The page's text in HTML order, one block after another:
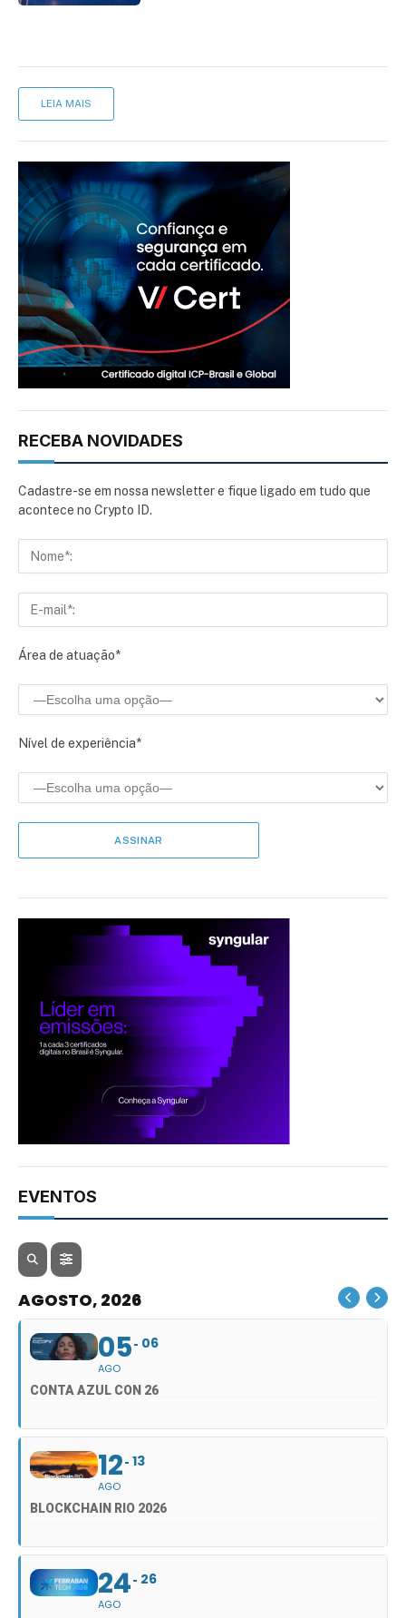
LEIA MAIS
RECEBA NOVIDADES
Cadastre-se em nossa newsletter e fique ligado em tudo que
acontece no Crypto ID.
Área de atuação*
Nível de experiência*
EVENTOS
AGOSTO, 2026
05
AGO
06
CONTA AZUL CON 26
12
AGO
13
BLOCKCHAIN RIO 2026
24
AGO
26